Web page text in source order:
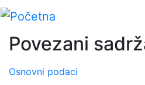
Skip
main
content
Povezani
Osnovni podaci